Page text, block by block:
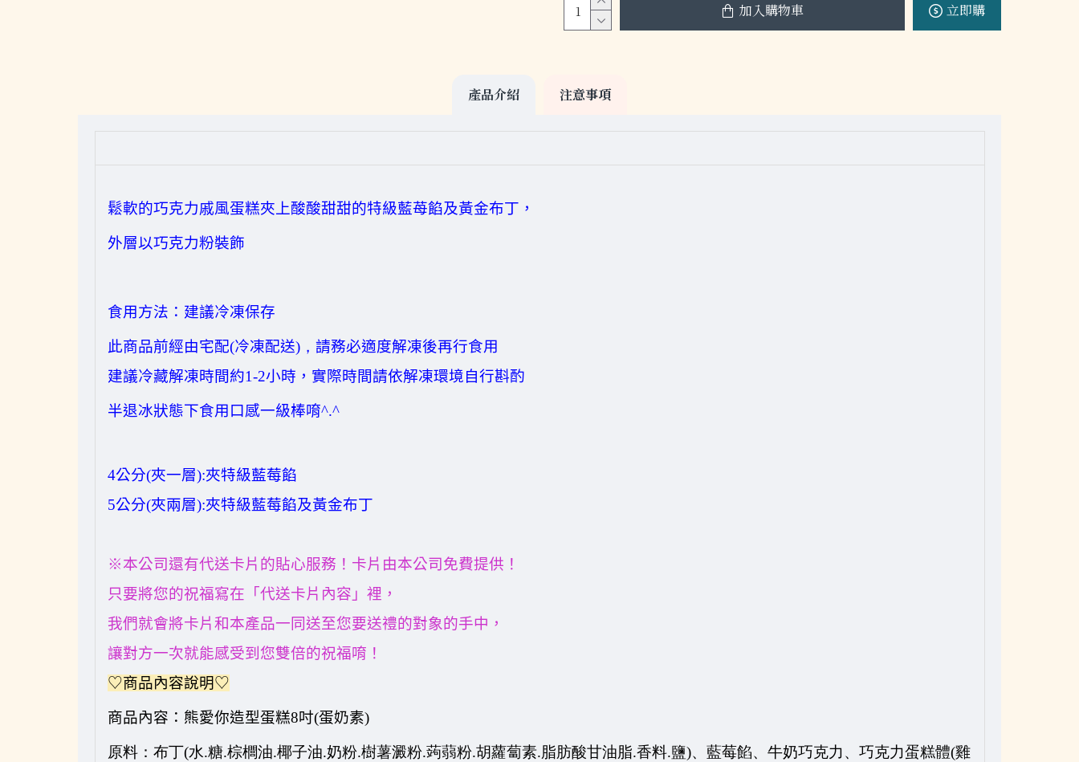
加入購物車 立即購
產品介紹 注意事項
鬆軟的巧克力戚風蛋糕夾上酸酸甜甜的特級藍苺餡及黃金布丁，
外層以巧克力粉裝飾
食用方法：建議冷凍保存
此商品前經由宅配(冷凍配送)， 請務必適度解凍後再行食用
建議冷藏解凍時間約1-2小時，實際時間請依解凍環境自行斟酌
半退冰狀態下食用口感一級棒唷^.^
4公分(夾一層):夾特級藍莓餡
5公分(夾兩層):夾特級藍莓餡及黃金布丁
※本公司還有代送卡片的貼心服務！卡片由本公司免費提供！
只要將您的祝福寫在「代送卡片內容」裡，
我們就會將卡片和本產品一同送至您要送禮的對象的手中，
讓對方一次就能感受到您雙倍的祝福唷！
♡商品內容說明♡
商品內容： 熊愛你造型蛋糕8吋(蛋奶素)
原料： 布丁(水.糖.棕櫚油.椰子油.奶粉.樹薯澱粉.蒟蒻粉.胡蘿蔔素.脂肪酸甘油脂.香料.鹽)、藍莓餡、牛奶巧克力、巧克力蛋糕體(雞